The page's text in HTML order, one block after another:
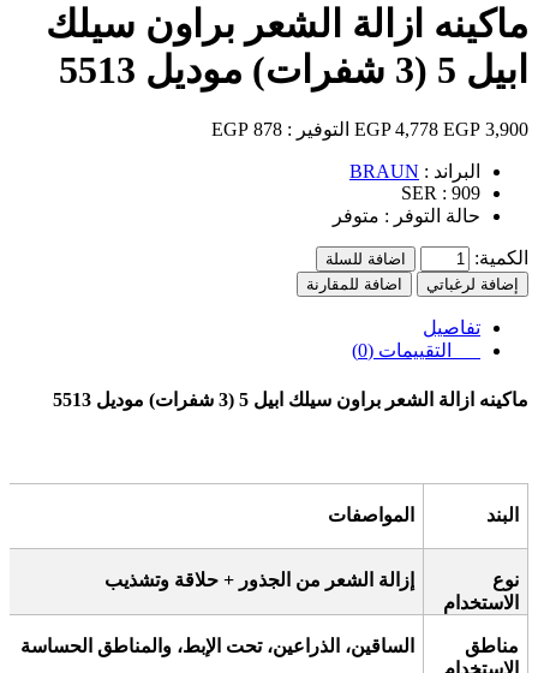
ماكينه ازالة الشعر براون سيلك
ابيل 5 (3 شفرات) موديل 5513
3,900 EGP
4,778 EGP التوفير : 878 EGP
البراند : BRAUN
SER : 909
حالة التوفر : متوفر
الكمية:
اضافة للسلة
إضافة لرغباتي
اضافة للمقارنة
تفاصيل
التقييمات (0)
ماكينه ازالة الشعر براون سيلك ابيل 5 (3 شفرات) موديل 5513
البند المواصفات
نوع
الاستخدام
إزالة الشعر من الجذور + حلاقة وتشذيب
مناطق
الساقين، الذراعين، تحت الإبط، والمناطق الحساسة